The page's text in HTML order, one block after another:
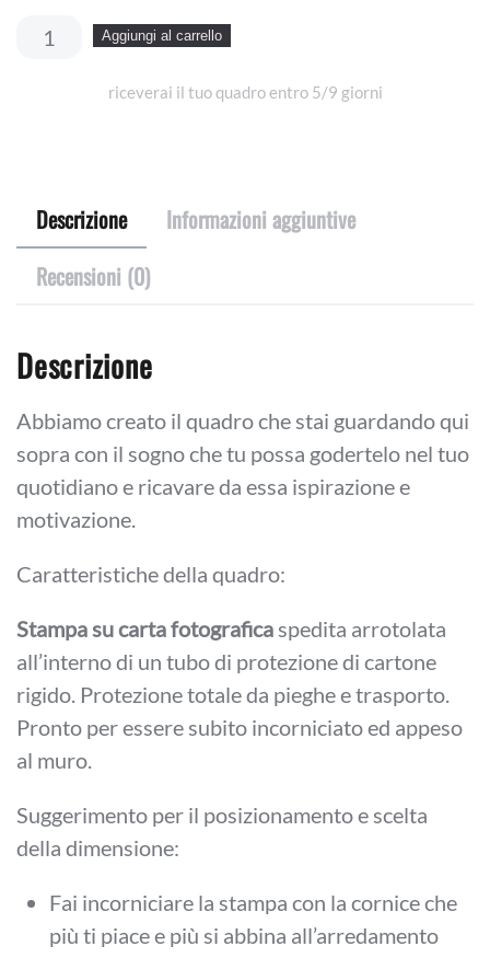
Sogna
Aggiungi al carrello
riceverai il tuo quadro entro 5/9 giorni
Descrizione
Informazioni aggiuntive
Recensioni (0)
Descrizione
Abbiamo creato il quadro che stai guardando qui
sopra con il sogno che tu possa godertelo nel tuo
quotidiano e ricavare da essa ispirazione e
motivazione.
Caratteristiche della quadro:
Stampa su carta fotografica spedita arrotolata
all’interno di un tubo di protezione di cartone
rigido. Protezione totale da pieghe e trasporto.
Pronto per essere subito incorniciato ed appeso
al muro.
Suggerimento per il posizionamento e scelta
della dimensione:
Fai incorniciare la stampa con la cornice che
più ti piace e più si abbina all’arredamento